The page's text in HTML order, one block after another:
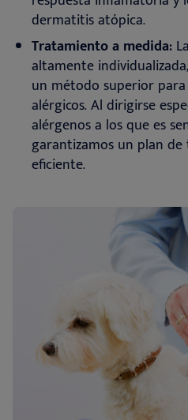
dermatitis atópica.
Tratamiento a medida:
altamente
un método superior
alérgicos. Al dirigirse
alérgenos a los que es
garantizamos un plan
eficiente.